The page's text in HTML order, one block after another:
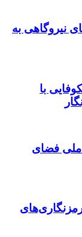
نیروگاهی به
با
ملی فضای